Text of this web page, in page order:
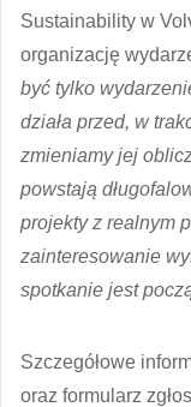
Sustainability w
organizację
być tylko
działa przed, w
zmieniamy jej
powstają
projekty z realnym
zainteresowanie
spotkanie jest
Szczegółowe
oraz formularz